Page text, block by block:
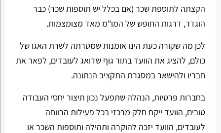
הקצתה לתוספת שכר (אם בכלל יש תוספות שכר) כבר
הוגדר, דרגות החופש של המו"מ מאד מצומצמות.
לכן מה שקורה כעת הינו אומנות שמטרתה לשרת האגו של
כולם, להציג את הוועד בתור גוף שדואג לעובדים, לפאר את
חבריו ולהישאר במסגרת התקציב הנתונה.
בחברות פרטיות, הנהלה שתפעל נכון תיצור יחסי העבודה
טובים, הוועד ייקח חלק מרכזי בכל פעילות הרווחה
לעובדים, הוועד יזכה להוקרה ותהילה ותוספות השכר או